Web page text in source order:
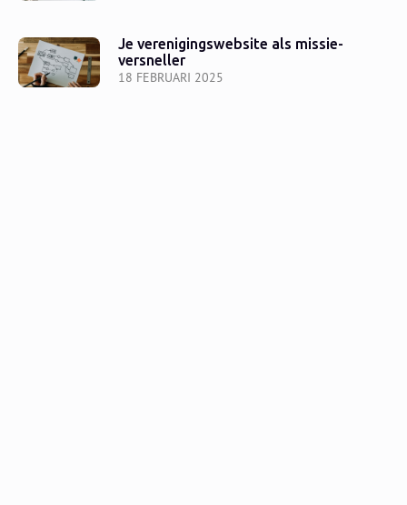
18 FEBRUARI 2025
Je verenigingswebsite als missie-
versneller